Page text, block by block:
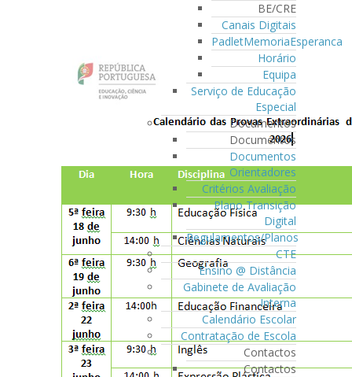
BE/CRE
Canais Digitais
PadletMemoriaEsperanca
Horário
Equipa
Serviço de Educação
Especial
Documentos
Documentos
Documentos
Orientadores
Critérios Avaliação
Plano Transição
Digital
Regulamentos/Planos
CTE
Ensino @ Distância
Gabinete de Avaliação
Interna
Calendário Escolar
Contratação de Escola
Contactos
Contactos